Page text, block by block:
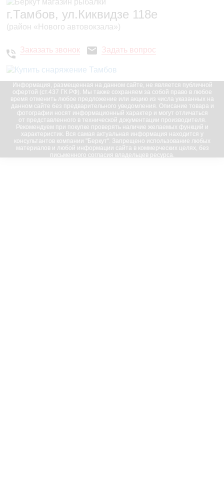
г.Тамбов, ул.Киквидзе 118е
(район «Нового автовокзала»)
Заказать звонок Задать вопрос
Информация, размещенная на данном сайте, не является публичной
офертой (ст.437 ГК РФ). Мы также сохраняем за собой право в любое
время отменить любое предложение или акцию из числа указанных на
данном сайте без предварительного уведомления. Описание товара и
фотографии носят информационный характер и могут отличаться
от представленного в технической документации производителя.
Рекомендуем при покупке проверять наличие желаемых функций и
характеристик. Вся самая актуальная информация находится у
консультантов компании "Беркут". Запрещено использование любых
материалов и любой информации сайта в коммерческих целях, без
письменного согласия владельцев ресурса.